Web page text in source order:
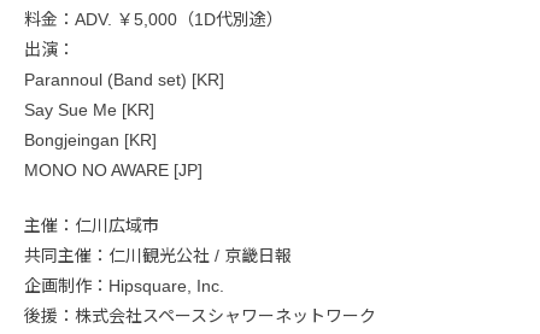
料金：ADV. ￥5,000（1D代別途）
出演：
Parannoul (Band set) [KR]
Say Sue Me [KR]
Bongjeingan [KR]
MONO NO AWARE [JP]
主催：仁川広域市
共同主催：仁川観光公社 / 京畿日報
企画制作：Hipsquare, Inc.
後援：株式会社スペースシャワーネットワーク